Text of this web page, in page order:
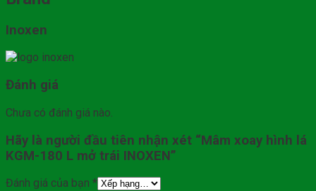
Inoxen
Đánh giá
Chưa có đánh giá nào.
Hãy là người đầu tiên nhận xét “Mâm xoay hình lá
KGM-180 L mở trái INOXEN”
Đánh giá của bạn *